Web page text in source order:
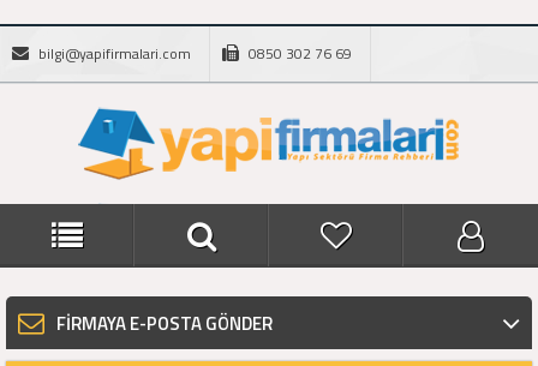
bilgi@yapifirmalari.com 0850 302 76 69
FİRMAYA E-POSTA GÖNDER